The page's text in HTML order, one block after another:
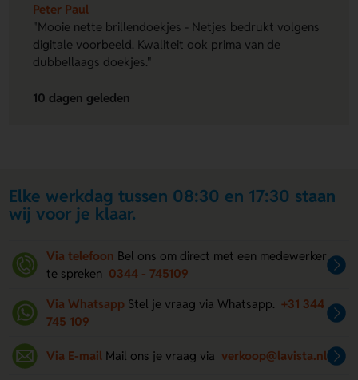
Peter Paul
"Mooie nette brillendoekjes - Netjes bedrukt volgens
digitale voorbeeld. Kwaliteit ook prima van de
dubbellaags doekjes."
10 dagen geleden
Elke werkdag tussen 08:30 en 17:30 staan
wij voor je klaar.
Via telefoon Bel ons om direct met een medewerker
te spreken 0344 - 745109
Via Whatsapp Stel je vraag via Whatsapp. +31 344
745 109
Via E-mail Mail ons je vraag via verkoop@lavista.nl